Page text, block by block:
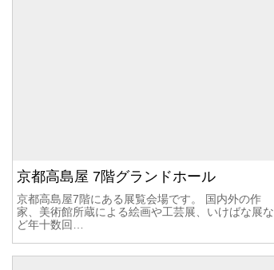
京都高島屋 7階グランドホール
京都高島屋7階にある展覧会場です。 国内外の作
家、美術館所蔵による絵画や工芸展、いけばな展な
ど年十数回…